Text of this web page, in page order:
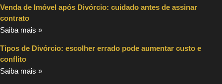
Venda de Imóvel após Divórcio: cuidado antes de assinar
contrato
Saiba mais »
Tipos de Divórcio: escolher errado pode aumentar custo e
conflito
Saiba mais »